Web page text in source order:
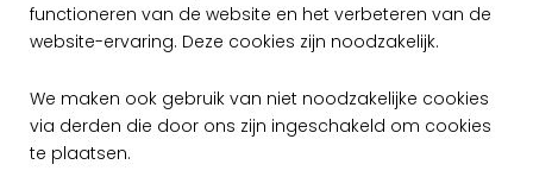
functioneren van de website en het verbeteren van de
website-ervaring. Deze cookies zijn noodzakelijk.
We maken ook gebruik van niet noodzakelijke cookies
via derden die door ons zijn ingeschakeld om cookies
te plaatsen.